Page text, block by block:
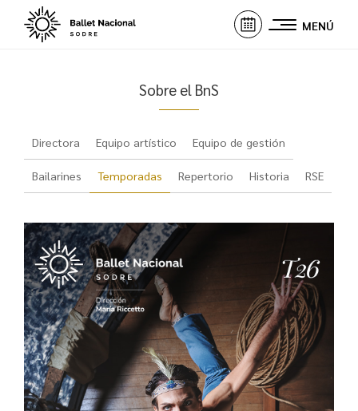
MENÚ
Sobre el BnS
Directora Equipo artístico Equipo de gestión
Bailarines Temporadas Repertorio Historia RSE